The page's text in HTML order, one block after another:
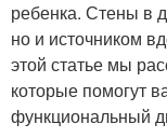
ребенка. Стены в
но и источником
этой статье мы
которые помогут
функциональный